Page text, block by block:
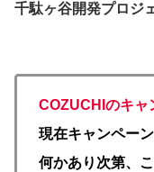
千駄ヶ谷開発プロジ
COZUCHIのキャ
現在キャンペー
何かあり次第、